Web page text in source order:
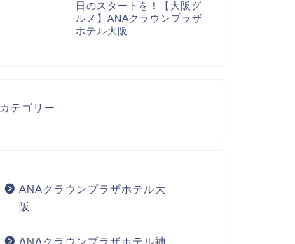
日のスタートを！【大阪グ
ルメ】ANAクラウンプラザ
ホテル大阪
カテゴリー
ANAクラウンプラザホテル大
阪